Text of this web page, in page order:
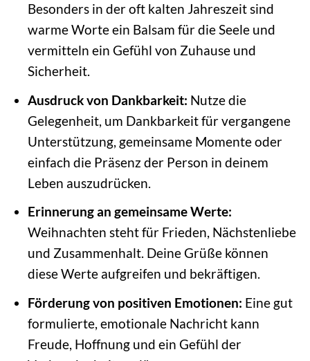
Besonders in der oft kalten Jahreszeit sind
warme Worte ein Balsam für die Seele und
vermitteln ein Gefühl von Zuhause und
Sicherheit.
Ausdruck von Dankbarkeit: Nutze die
Gelegenheit, um Dankbarkeit für vergangene
Unterstützung, gemeinsame Momente oder
einfach die Präsenz der Person in deinem
Leben auszudrücken.
Erinnerung an gemeinsame Werte:
Weihnachten steht für Frieden, Nächstenliebe
und Zusammenhalt. Deine Grüße können
diese Werte aufgreifen und bekräftigen.
Förderung von positiven Emotionen: Eine gut
formulierte, emotionale Nachricht kann
Freude, Hoffnung und ein Gefühl der